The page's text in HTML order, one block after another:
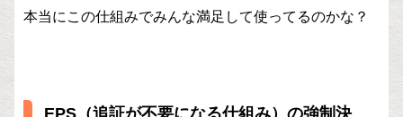
本当にこの仕組みでみんな満足して使ってるのかな？
EPS（追証が不要になる仕組み）の強制決